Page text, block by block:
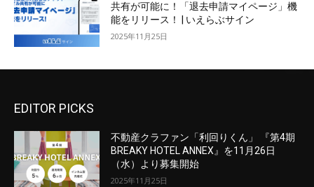
共有が可能に！「退去申請マイページ」機
能をリリース！ | いえらぶサイン
2025年11月25日
EDITOR PICKS
不動産クラファン「利回りくん」 『第4期
BREAKY HOTEL ANNEX』を11月26日
（水）より募集開始
2025年11月25日